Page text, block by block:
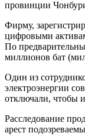
провинции
Фирму,
цифровыми
По
миллионов бат
Один из
электроэнергии
отключали, чтобы
Расследование
арест